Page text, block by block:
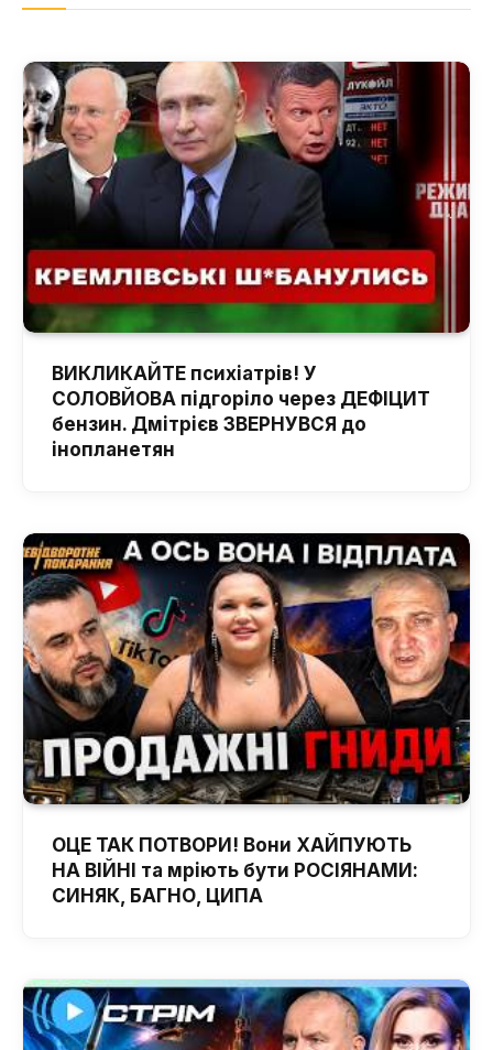
ВИКЛИКАЙТЕ психіатрів! У
СОЛОВЙОВА підгоріло через ДЕФІЦИТ
бензин. Дмітрієв ЗВЕРНУВСЯ до
інопланетян
ОЦЕ ТАК ПОТВОРИ! Вони ХАЙПУЮТЬ
НА ВІЙНІ та мріють бути РОСІЯНАМИ:
СИНЯК, БАГНО, ЦИПА